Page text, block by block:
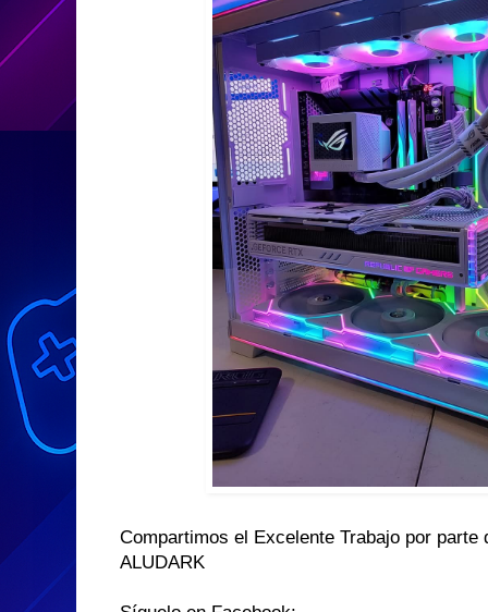
Compartimos el Excelente Trabajo por parte
ALUDARK